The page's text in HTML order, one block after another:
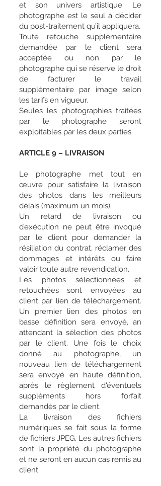
et son univers artistique. Le
photographe est le seul à décider
du post-traitement qu’il appliquera.
Toute retouche supplémentaire
demandée par le client sera
acceptée ou non par le
photographe qui se réserve le droit
de facturer le travail
supplémentaire par image selon
les tarifs en vigueur.
Seules les photographies traitées
par le photographe seront
exploitables par les deux parties.
ARTICLE 9 – LIVRAISON
Le photographe met tout en
œuvre pour satisfaire la livraison
des photos dans les meilleurs
délais (maximum un mois).
Un retard de livraison ou
d’exécution ne peut être invoqué
par le client pour demander la
résiliation du contrat, réclamer des
dommages et intérêts ou faire
valoir toute autre revendication.
Les photos sélectionnées et
retouchées sont envoyées au
client par lien de téléchargement.
Un premier lien des photos en
basse définition sera envoyé, an
attendant la sélection des photos
par le client. Une fois le choix
donné au photographe, un
nouveau lien de téléchargement
sera envoyé en haute définition,
après le règlement d'éventuels
suppléments hors forfait
demandés par le client.
La livraison des fichiers
numériques se fait sous la forme
de fichiers JPEG. Les autres fichiers
sont la propriété du photographe
et ne seront en aucun cas remis au
client.